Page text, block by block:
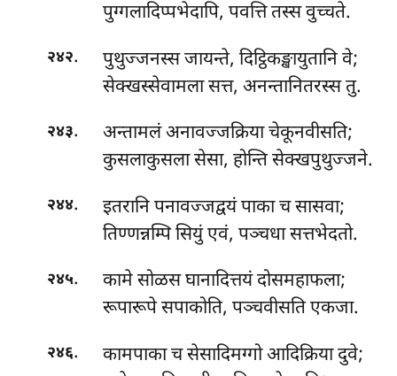
पुग्गलादिप्पभेदापि, पवत्ति तस्स वुच्चते.
२४२. पुथुज्जनस्सजायन्ते, दिट्ठिकङ्खायुतानि वे;
सेक्खस्सेवामला सत्त, अनन्तानितरस्स तु.
२४३.
अन्तामलं अनावज्जक्रिया चेकूनवीसति;
कुसलाकुसला सेसा, होन्ति सेक्खपुथुज्जने.
२४४.
इतरानि पनावज्जद्वयं पाका च सासवा;
तिण्णन्नम्पि सियुं एवं, पञ्चधा सत्तभेदतो.
२४५.
कामे सोळस घानादित्तयं दोसमहाफला;
रूपारूपे सपाकोति, पञ्चवीसति एकजा.
२४६.
कामपाका च सेसादिमग्गो आदिक्रिया दुवे;